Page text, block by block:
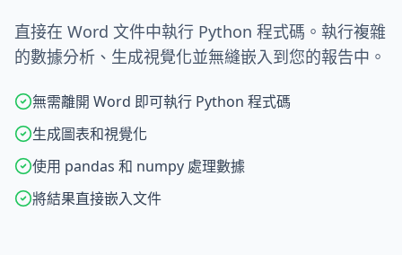
直接在 Word 文件中執行 Python 程式碼。執行複雜
的數據分析、生成視覺化並無縫嵌入到您的報告中。
無需離開 Word 即可執行 Python 程式碼
生成圖表和視覺化
使用 pandas 和 numpy 處理數據
將結果直接嵌入文件